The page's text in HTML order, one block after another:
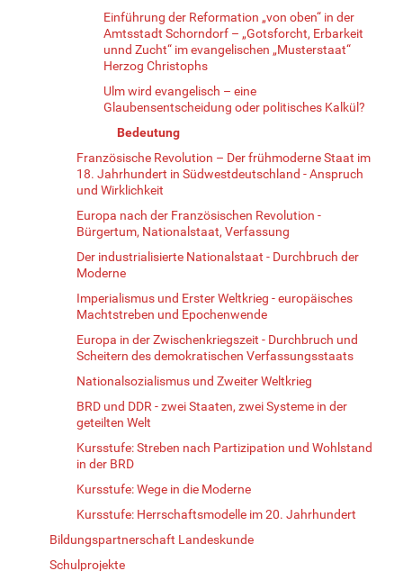
Einführung der Reformation „von oben“ in der
Amtsstadt Schorndorf – „Gotsforcht, Erbarkeit
unnd Zucht“ im evangelischen „Musterstaat“
Herzog Christophs
Ulm wird evangelisch – eine
Glaubensentscheidung oder politisches Kalkül?
Bedeutung
Französische Revolution – Der frühmoderne Staat im
18. Jahrhundert in Südwestdeutschland - Anspruch
und Wirklichkeit
Europa nach der Französischen Revolution -
Bürgertum, Nationalstaat, Verfassung
Der industrialisierte Nationalstaat - Durchbruch der
Moderne
Imperialismus und Erster Weltkrieg - europäisches
Machtstreben und Epochenwende
Europa in der Zwischenkriegszeit - Durchbruch und
Scheitern des demokratischen Verfassungsstaats
Nationalsozialismus und Zweiter Weltkrieg
BRD und DDR - zwei Staaten, zwei Systeme in der
geteilten Welt
Kursstufe: Streben nach Partizipation und Wohlstand
in der BRD
Kursstufe: Wege in die Moderne
Kursstufe: Herrschaftsmodelle im 20. Jahrhundert
Bildungspartnerschaft Landeskunde
Schulprojekte